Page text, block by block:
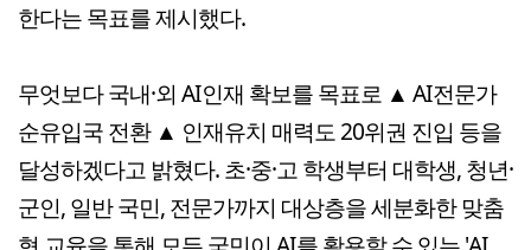
한다는 목표를 제시했다.
무엇보다 국내·외 AI인재 확보를 목표로 ▲ AI전문가
순유입국 전환 ▲ 인재유치 매력도 20위권 진입 등을
달성하겠다고 밝혔다. 초·중·고 학생부터 대학생, 청년·
군인, 일반 국민, 전문가까지 대상층을 세분화한 맞춤